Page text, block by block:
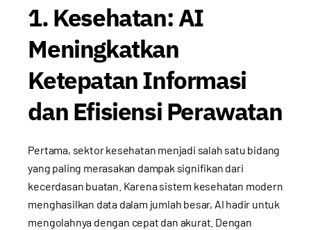
1. Kesehatan: AI
Meningkatkan
Ketepatan Informasi
dan Efisiensi Perawatan
Pertama, sektor kesehatan menjadi salah satu bidang
yang paling merasakan dampak signifikan dari
kecerdasan buatan. Karena sistem kesehatan modern
menghasilkan data dalam jumlah besar, AI hadir untuk
mengolahnya dengan cepat dan akurat. Dengan